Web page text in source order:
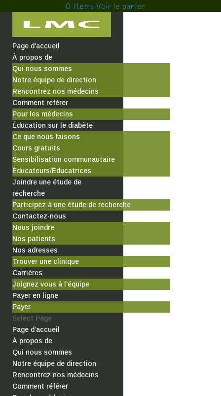
0 Items
Page d’accueil
À propos de
Qui nous sommes
Notre équipe de direction
Rencontrez nos médecins
Comment référer
Pour les médecins
Éducation sur le diabète
Ce que nous faisons
Cours gratuits
Sensibilisation communautaire
Éducateurs/Éducatrices
Joindre une étude de
recherche
Participez à une étude de recherche
Contactez-nous
Nous joindre
Nos patients
Nos adresses
Trouver une clinique
Carrières
Joignez vous à l’équipe
Payer en ligne
Payer
Select Page
Page d’accueil
À propos de
Qui nous sommes
Notre équipe de direction
Rencontrez nos médecins
Comment référer